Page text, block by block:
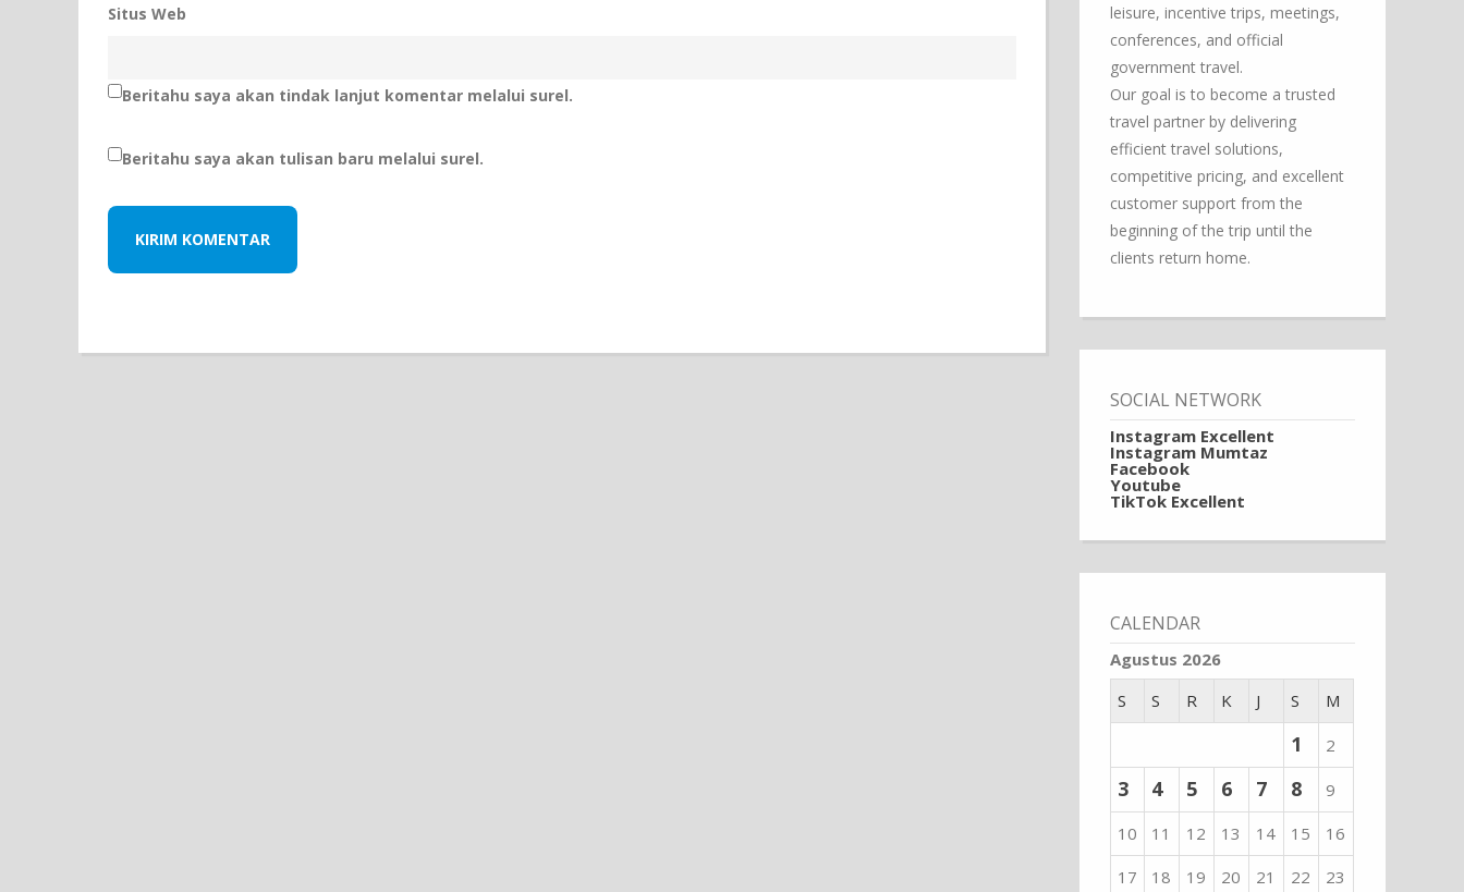
Situs Web
Beritahu saya akan tindak lanjut komentar melalui surel.
Beritahu saya akan tulisan baru melalui surel.
leisure, incentive trips, meetings,
conferences, and official
government travel.
Our goal is to become a trusted
travel partner by delivering
efficient travel solutions,
competitive pricing, and excellent
customer support from the
beginning of the trip until the
clients return home.
SOCIAL NETWORK
Instagram Excellent
Instagram Mumtaz
Facebook
Youtube
TikTok Excellent
CALENDAR
Agustus 2026
S
S R K J S M
1 2
3 4 5 6 7 8
9
10
11 12 13 14 15
16
17
18 19 20 21 22 23